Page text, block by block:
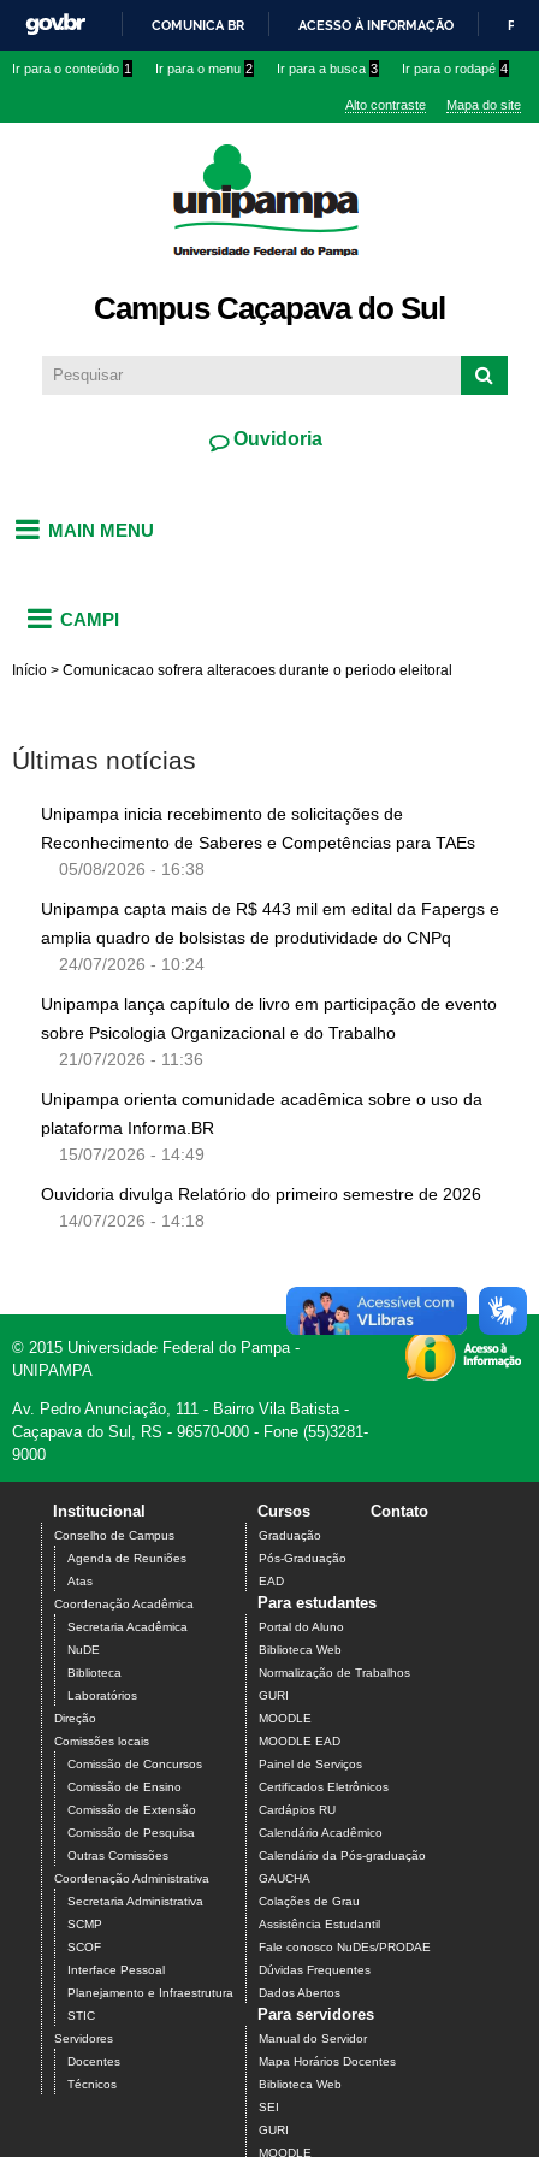
conteúdo
IR
O
COMUNICA BR ACESSO À INFORMAÇÃO
Ir para o conteúdo 1 Ir para o menu 2 Ir para a busca 3 Ir para o rodapé 4
Alto contraste Mapa do site
Campus Caçapava do Sul
Ouvidoria
MAIN MENU
CAMPI
Início > Comunicacao sofrera alteracoes durante o periodo eleitoral
Últimas notícias
Unipampa inicia recebimento de solicitações de
Reconhecimento de Saberes e Competências para TAEs
05/08/2026 - 16:38
Unipampa capta mais de R$ 443 mil em edital da Fapergs e
amplia quadro de bolsistas de produtividade do CNPq
24/07/2026 - 10:24
Unipampa lança capítulo de livro em participação de evento
sobre Psicologia Organizacional e do Trabalho
21/07/2026 - 11:36
Unipampa orienta comunidade acadêmica sobre o uso da
plataforma Informa.BR
15/07/2026 - 14:49
Ouvidoria divulga Relatório do primeiro semestre de 2026
14/07/2026 - 14:18
© 2015 Universidade Federal do Pampa -
UNIPAMPA
Av. Pedro Anunciação, 111 - Bairro Vila Batista -
Caçapava do Sul, RS - 96570-000 - Fone (55)3281-
9000
Institucional
Conselho de Campus
Agenda de Reuniões
Atas
Coordenação Acadêmica
Secretaria Acadêmica
NuDE
Biblioteca
Laboratórios
Direção
Comissões locais
Comissão de Concursos
Comissão de Ensino
Comissão de Extensão
Comissão de Pesquisa
Outras Comissões
Coordenação Administrativa
Secretaria Administrativa
SCMP
SCOF
Interface Pessoal
Planejamento e Infraestrutura
STIC
Servidores
Docentes
Técnicos
Cursos
Graduação
Pós-Graduação
EAD
Contato
Para estudantes
Portal do Aluno
Biblioteca Web
Normalização de Trabalhos
GURI
MOODLE
MOODLE EAD
Painel de Serviços
Certificados Eletrônicos
Cardápios RU
Calendário Acadêmico
Calendário da Pós-graduação
GAUCHA
Colações de Grau
Assistência Estudantil
Fale conosco NuDEs/PRODAE
Dúvidas Frequentes
Dados Abertos
Para servidores
Manual do Servidor
Mapa Horários Docentes
Biblioteca Web
SEI
GURI
MOODLE